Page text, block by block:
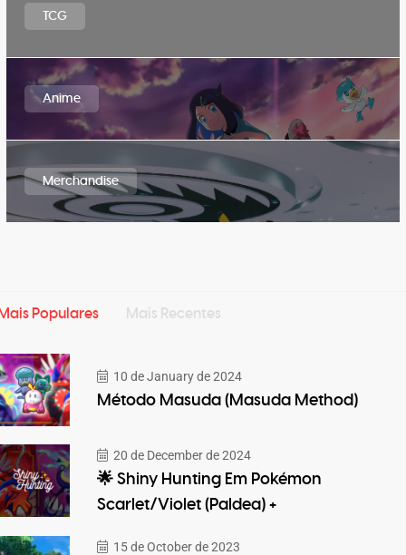
TCG
Anime
Merchandise
Populares Mais Recentes
10 de January de 2024
Método Masuda (Masuda Method)
20 de December de 2024
🌟 Shiny Hunting Em Pokémon
Scarlet/Violet (Paldea) +
15 de October de 2023